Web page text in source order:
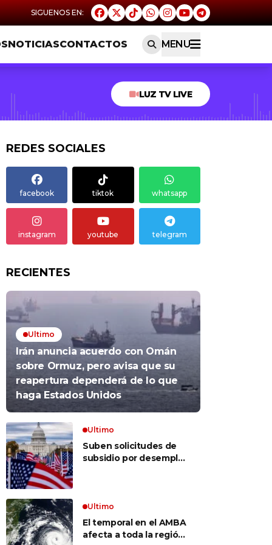
NOTICIASCONTACTOS MENU
LUZ TV LIVE
REDES SOCIALES
facebook tiktok whatsapp
instagram youtube telegram
RECIENTES
Ultimo
Irán anuncia acuerdo con Omán
sobre Ormuz, pero avisa que su
reapertura dependerá de lo que
haga Estados Unidos
Ultimo
Suben solicitudes de
subsidio por desempleo
Ultimo
El temporal en el AMBA
afecta a toda la región: